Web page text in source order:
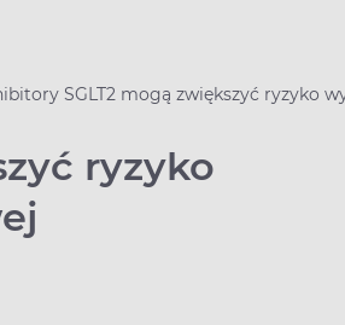
SGLT2 mogą zwiększyć ryzyko
ryzyko